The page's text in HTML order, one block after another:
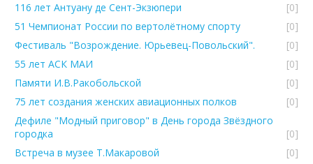
116 лет Антуану де Сент-Экзюпери
[0]
51 Чемпионат России по вертолётному спорту
[0]
Фестиваль "Возрождение. Юрьевец-Повольский".
[0]
55 лет АСК МАИ
[0]
Памяти И.В.Ракобольской
[0]
75 лет создания женских авиационных полков
[0]
Дефиле "Модный приговор" в День города Звёздного
городка
[0]
Встреча в музее Т.Макаровой
[0]